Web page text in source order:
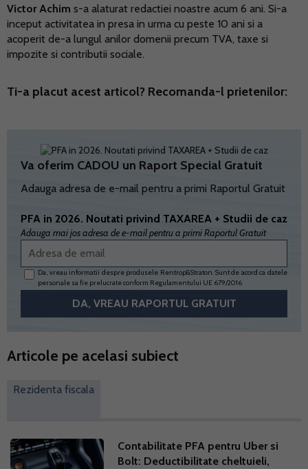
Victor Achim s-a alaturat redactiei noastre acum 6 ani. Si-a
inceput activitatea in presa in urma cu peste 10 ani si a
acoperit de-a lungul anilor domenii precum TVA, taxe si
impozite si contributii sociale.
Ti-a placut acest articol? Recomanda-l prietenilor:
Va oferim CADOU un Raport Special Gratuit
Adauga adresa de e-mail pentru a primi Raportul Gratuit
PFA in 2026. Noutati privind TAXAREA + Studii de caz
Adauga mai jos adresa de e-mail pentru a primi Raportul Gratuit
Da, vreau informatii despre produsele Rentrop&Straton. Sunt de acord ca datele
personale sa fie prelucrate conform Regulamentului UE 679/2016
Articole pe acelasi subiect
Rezidenta fiscala
Contabilitate PFA pentru Uber si
Bolt: Deductibilitate cheltuieli,